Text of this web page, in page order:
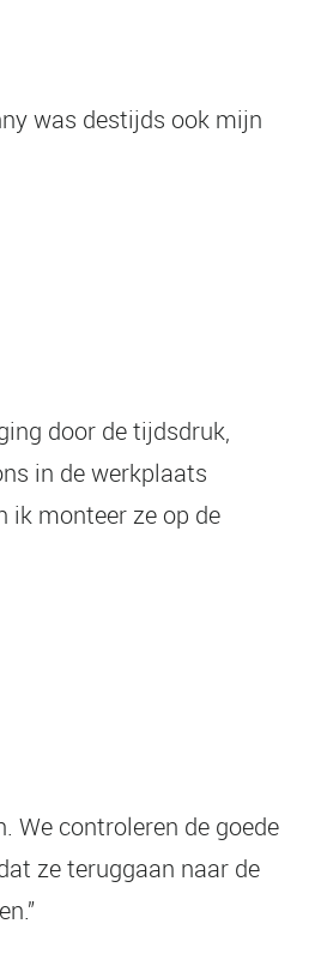
was destijds ook mijn
door de tijdsdruk,
in de werkplaats
ik monteer ze op de
We controleren de goede
ze teruggaan naar de